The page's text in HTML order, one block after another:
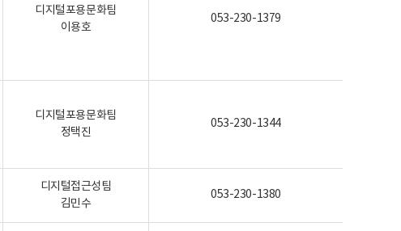
디지털포용문화팀
이용호
053-230-1379
디지털포용문화팀
정택진
053-230-1344
디지털접근성팀
김민수
053-230-1380